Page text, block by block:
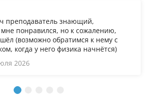
преподаватель знающий,
понравился, но к сожалению,
(возможно обратимся к нему с
когда у него физика начнётся)
2026